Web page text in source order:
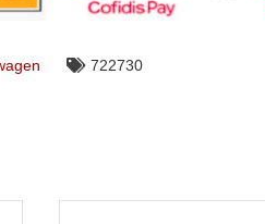
722730